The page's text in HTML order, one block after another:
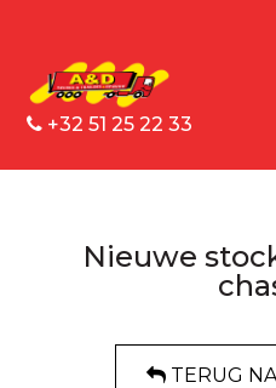
+32 51 25 22 33
Nieuwe
TERUG